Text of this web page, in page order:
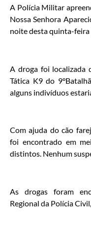
A Polícia Militar
Nossa Senhora
noite desta quinta-feira
A droga foi localizada
Tática K9 do
alguns indivíduos
Com ajuda do cão
foi encontrado em
distintos. Nenhum
As drogas foram
Regional da Polícia